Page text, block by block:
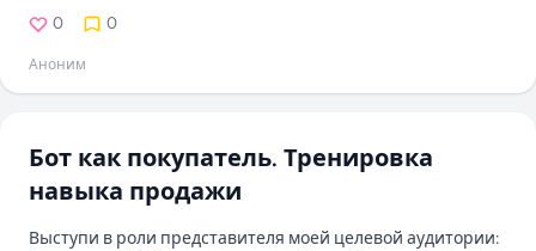
0 0
Аноним
Бот как покупатель. Тренировка
навыка продажи
Выступи в роли представителя моей целевой аудитории: